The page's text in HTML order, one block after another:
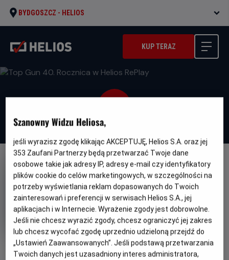
BYDGOSZCZ - HELIOS
KUP TERAZ
OBSERWUJ
Top Gun 40. Rocznica w Helios
RePlay
Oryginalny
tytuł
Top Gun Gatunek
Akcja
Minimalny
wiek
Od 15 lat
Czas
trwania
120 min
Szanowny Widzu Heliosa,
jeśli wyrazisz zgodę klikając AKCEPTUJĘ, Helios S.A. oraz jej
353 Zaufani Partnerzy będą przetwarzać Twoje dane
osobowe takie jak adresy IP, adresy e-mail czy identyfikatory
plików cookie do celów marketingowych, w szczególności na
potrzeby wyświetlania reklam dopasowanych do Twoich
zainteresowań i preferencji w serwisach Helios S.A., jej
aplikacjach i w Internecie. Wyrażenie zgody jest dobrowolne.
Jeśli nie chcesz wyrazić zgody, chcesz ograniczyć jej zakres
lub chcesz wycofać zgodę uprzednio udzieloną przejdź do
„Ustawień Zaawansowanych”. Jeśli podstawą przetwarzania
Twoich danych jest uzasadniony interes administratora,